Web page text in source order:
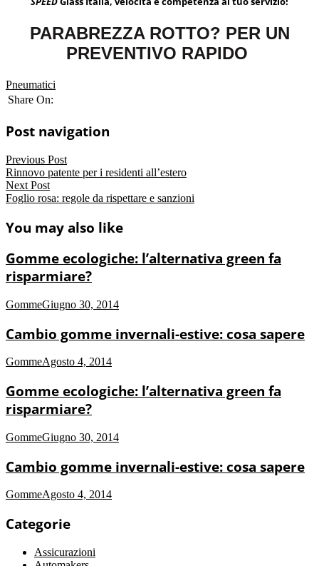
PARABREZZA ROTTO? PER UN
PREVENTIVO RAPIDO
Pneumatici
Share On:
Post navigation
Previous Post
Rinnovo patente per i residenti all’estero
Next Post
Foglio rosa: regole da rispettare e sanzioni
You may also like
Gomme ecologiche: l’alternativa green fa
risparmiare?
GommeGiugno 30, 2014
Cambio gomme invernali-estive: cosa sapere
GommeAgosto 4, 2014
Gomme ecologiche: l’alternativa green fa
risparmiare?
GommeGiugno 30, 2014
Cambio gomme invernali-estive: cosa sapere
GommeAgosto 4, 2014
Categorie
Assicurazioni